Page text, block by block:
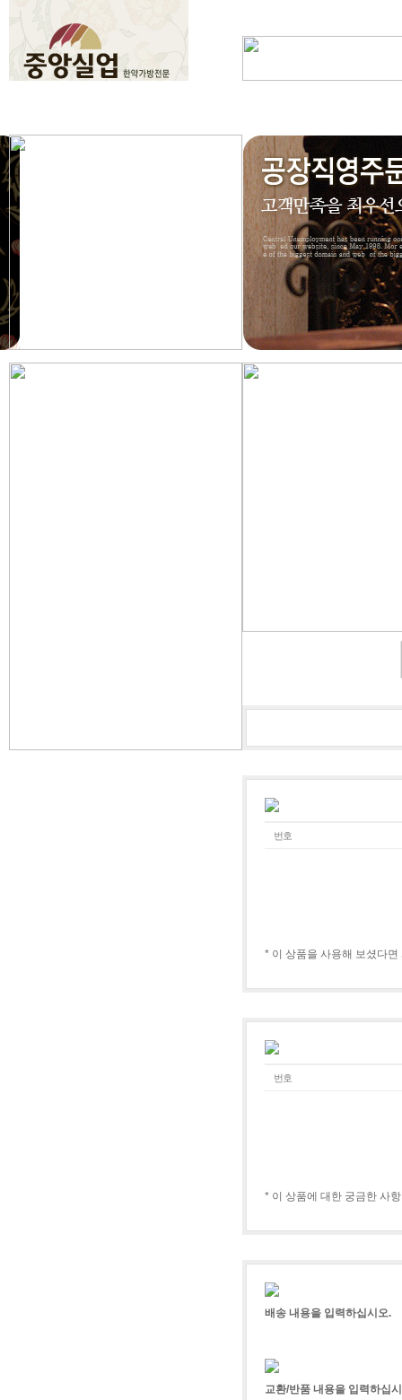
번호
* 이 상품을 사용해 보셨다
번호
* 이 상품에 대한 궁금한 사
배송 내용을 입력하십시오.
교환/반품 내용을 입력하십